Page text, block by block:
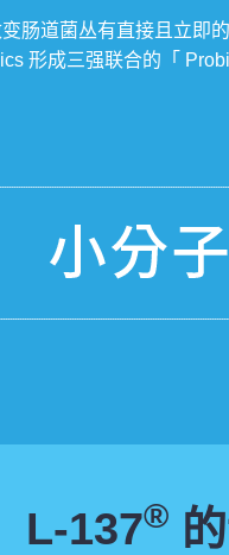
肠道菌丛有直接且立即
形成三强联合的「
L-137®